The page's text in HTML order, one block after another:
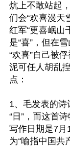
炕上不敢站起
们会“欢喜漫天
红军“更喜岷山
是“喜”，但在
“欢喜”自己被
泥可任人胡乱
点：
1、毛发表的
“日”，而这首
写作日期是7月
为“喻指中国共